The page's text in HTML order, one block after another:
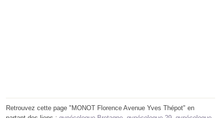
Retrouvez cette page "MONOT Florence Avenue Yves Thépot" en